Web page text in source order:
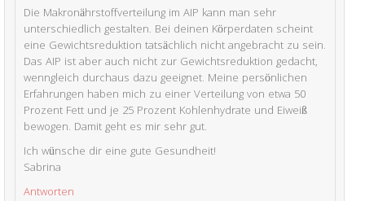
Die Makronährstoffverteilung im AIP kann man sehr
unterschiedlich gestalten. Bei deinen Körperdaten scheint
eine Gewichtsreduktion tatsächlich nicht angebracht zu sein.
Das AIP ist aber auch nicht zur Gewichtsreduktion gedacht,
wenngleich durchaus dazu geeignet. Meine persönlichen
Erfahrungen haben mich zu einer Verteilung von etwa 50
Prozent Fett und je 25 Prozent Kohlenhydrate und Eiweiß
bewogen. Damit geht es mir sehr gut.
Ich wünsche dir eine gute Gesundheit!
Sabrina
Antworten